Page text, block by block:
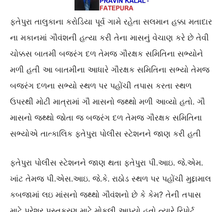
ફતેપુરા તાલુકાના કરોડિયા પૂર્વ ગામે રહેતા સલમાન હક્કા મતાદાર
ના મકાનમાં ગૌવંશની હત્યા કરી તેના માસનું વેચાણ કરે છે તેવી
ચોક્કસ બાતમી બજરંગ દળ તેમજ ગૌરક્ષક સમિતિના સભ્યોને
મળી હતી આ બાતમીના આધારે ગૌરક્ષક સમિતિના સભ્યો તેમજ
બજરંગ દળના સભ્યો સ્થળ પર પહોંચી તપાસ કરતા સ્થળ
ઉપરથી મોટી માત્રામાં ગૌ માસનો જથ્થો મળી આવ્યો હતો. ગૌ
માસનો જથ્થો જોતા જ બજરંગ દળ તેમજ ગૌરક્ષક સમિતિના
સભ્યોએ તાત્કાલિક ફતેપુરા પોલીસ સ્ટેશનને જાણ કરી હતી
ફતેપુરા પોલીસ સ્ટેશનને જાણ થતા ફતેપુરા પી.આઇ. જે.એમ.
ખાંટ તેમજ પી.એસ.આઇ. જે.કે. રાઠોડ સ્થળ પર પહોંચી મુદ્દામાલ
કબજામાં લઇ માંસનો જથ્થો ગૌવંશનો છે કે કેમ? તેની તપાસ